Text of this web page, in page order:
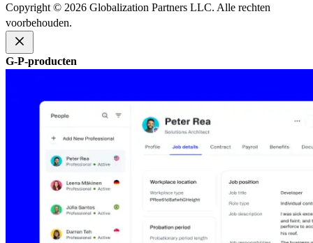
Copyright © 2026 Globalization Partners LLC. Alle rechten
voorbehouden.​​
G-P-producten​​